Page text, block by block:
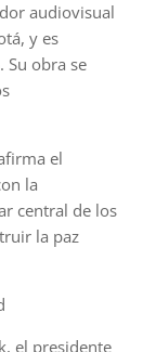
audiovisual
y es
Su obra se
el
la
central de los
la paz
el presidente